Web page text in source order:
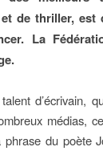
de thriller, est
La
d’écrivain,
médias,
phrase du poète